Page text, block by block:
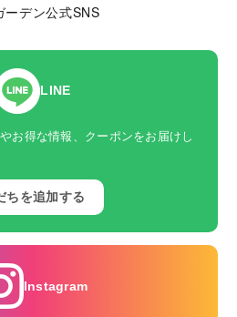
ーデン公式SNS
LINE
お得な情報、クーポンをお届けし
ちを追加する
Instagram